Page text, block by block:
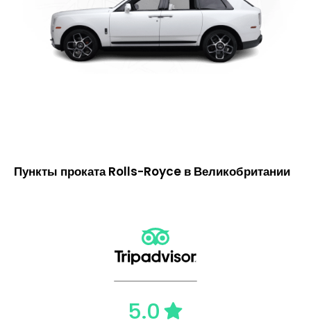
Пункты проката Rolls-Royce в Великобритании
5.0